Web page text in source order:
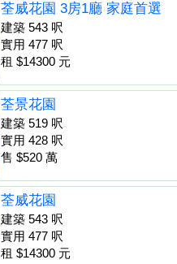
荃威花園 3房1廳 家庭首選
建築 543 呎
實用 477 呎
租 $14300 元
荃景花園
建築 519 呎
實用 428 呎
售 $520 萬
荃威花園
建築 543 呎
實用 477 呎
租 $14300 元